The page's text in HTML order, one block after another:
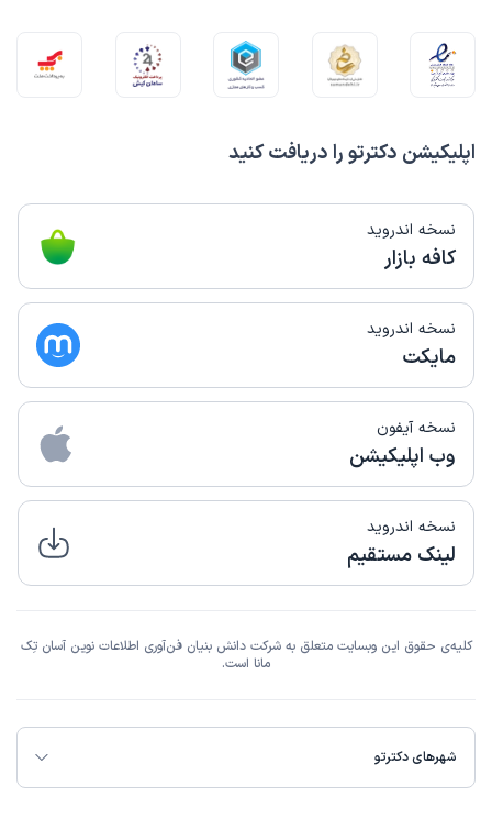
اپلیکیشن دکترتو را دریافت کنید
نسخه اندروید
کافه بازار
نسخه اندروید
مایکت
نسخه آیفون
وب اپلیکیشن
نسخه اندروید
لینک مستقیم
کلیه‌ی حقوق این وبسایت متعلق به شرکت دانش بنیان فن‌آوری اطلاعات نوین آسان تِک
مانا است.
شهرهای دکترتو